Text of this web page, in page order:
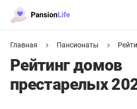
Главная Пансионаты
Рейтинг домов
престарелых